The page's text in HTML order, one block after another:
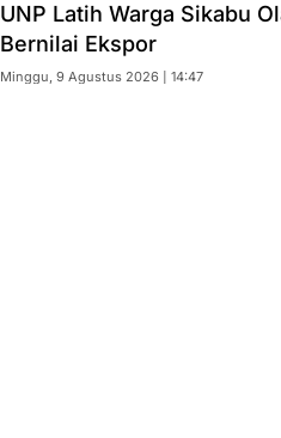
UNP Latih Warga Sikabu
Bernilai Ekspor
Minggu, 9 Agustus 2026 | 14:47